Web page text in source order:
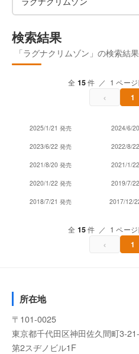
検索結果
「ラグナクリムゾン」の検索結
全 15件 ／ 1 ページ
‹ 1
2025/1/21 発売 2024/6/
2023/6/22 発売 2022/8/
2021/8/20 発売 2021/1/
2020/1/22 発売 2019/7/
2018/7/21 発売 2017/12/
全 15件 ／ 1 ページ
‹ 1
所在地
〒101-0025
東京都千代田区神田佐久間町3-
第2スヂノビル1F